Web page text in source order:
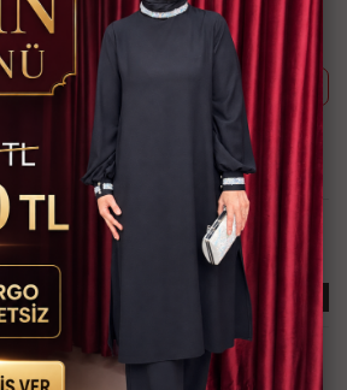
sonra ekibimizle görüştüğünüzde
paylaşabilirsiniz.
Telefon ile Sipariş
İmkanı
Hızlı Kargo İmkanı
Taksit
Kapıda Ödeme İmkanı
Çekebilir
KARGO BEDAVA